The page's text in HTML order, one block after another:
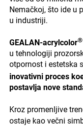
Nemačkoj, što ide u
u industriji.
GEALAN-acrylcolor®
u tehnologiji
otpornost i estetska
inovativni proces
postavlja nove
Kroz promenljive
ostaje kao večni